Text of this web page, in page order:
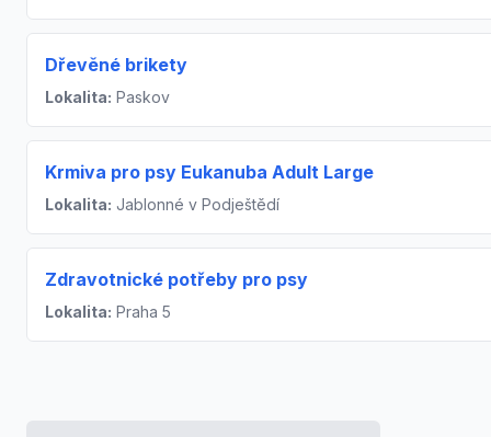
Dřevěné brikety
Lokalita: Paskov
Krmiva pro psy Eukanuba Adult Large
Lokalita: Jablonné v Podještědí
Zdravotnické potřeby pro psy
Lokalita: Praha 5